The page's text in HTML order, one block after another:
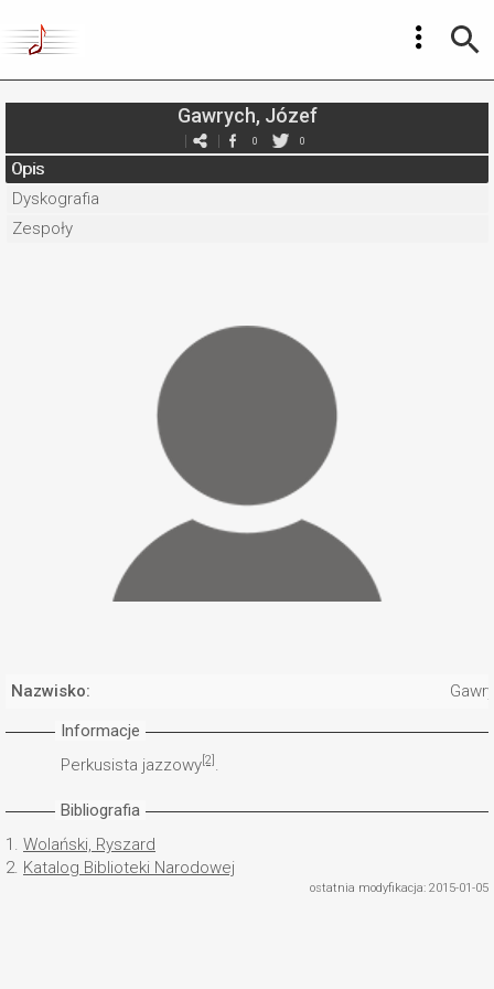
Gawrych, Józef
0 0
Opis
Dyskografia
Zespoły
Nazwisko:
Informacje
Perkusista jazzowy [2] .
Bibliografia
1. Wolański, Ryszard
2. Katalog Biblioteki Narodowej
ostatnia modyfikacja: 2015-01-05